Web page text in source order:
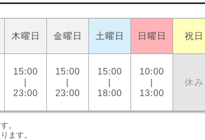
木曜日 金曜日 土曜日 日曜日 祝日
15:00
23:00
15:00
23:00
15:00
18:00
10:00
13:00
休み
。
ます。